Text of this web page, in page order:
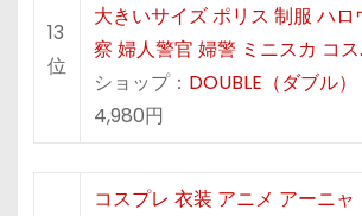
13
位
大きいサイズ ポリス 制服 ハ
察 婦人警官 婦警 ミニスカ コ
ショップ： DOUBLE（ダブル）
4,980円
コスプレ 衣装 アニメ アーニャ